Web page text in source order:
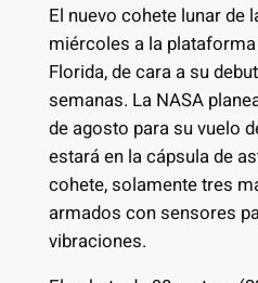
El nuevo cohete lunar de
miércoles a la
Florida, de cara a su
semanas. La NASA
de agosto para su vuelo
estará en la cápsula de
cohete, solamente tres
armados con sensores
vibraciones.